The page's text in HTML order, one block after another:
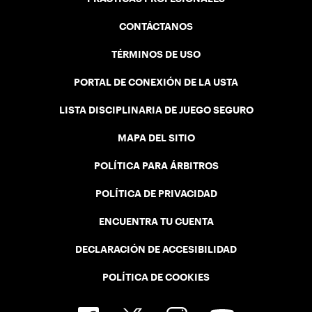
CONTÁCTANOS
TÉRMINOS DE USO
PORTAL DE CONEXIÓN DE LA USTA
LISTA DISCIPLINARIA DE JUEGO SEGURO
MAPA DEL SITIO
POLÍTICA PARA ÁRBITROS
POLÍTICA DE PRIVACIDAD
ENCUENTRA TU CUENTA
DECLARACIÓN DE ACCESIBILIDAD
POLÍTICA DE COOKIES